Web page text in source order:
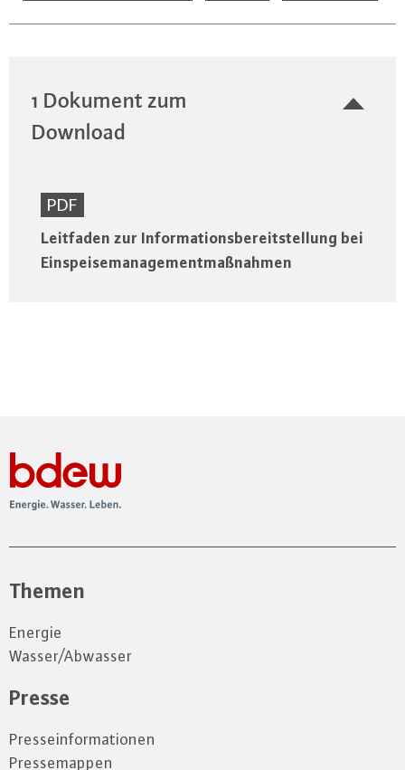
1 Dokument zum
Download
PDF
Leitfaden zur Informationsbereitstellung bei
Einspeisemanagementmaßnahmen
Themen
Energie
Wasser/Abwasser
Presse
Presseinformationen
Pressemappen